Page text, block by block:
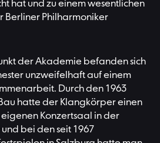
hat und zu einem wesentlichen
Berliner Philharmoniker
der Akademie befanden sich
unzweifelhaft auf einem
Durch den 1963
hatte der Klangkörper einen
Konzertsaal in der
bei den seit 1967